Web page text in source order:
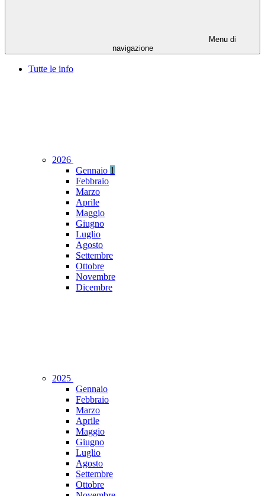
Menu di
navigazione
Tutte le info
2026
Gennaio 1
Febbraio
Marzo
Aprile
Maggio
Giugno
Luglio
Agosto
Settembre
Ottobre
Novembre
Dicembre
2025
Gennaio
Febbraio
Marzo
Aprile
Maggio
Giugno
Luglio
Agosto
Settembre
Ottobre